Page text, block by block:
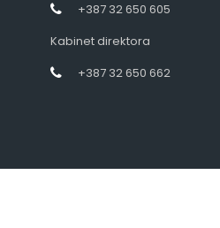
+387 32 650 605
Kabinet direktora
+387 32 650 662